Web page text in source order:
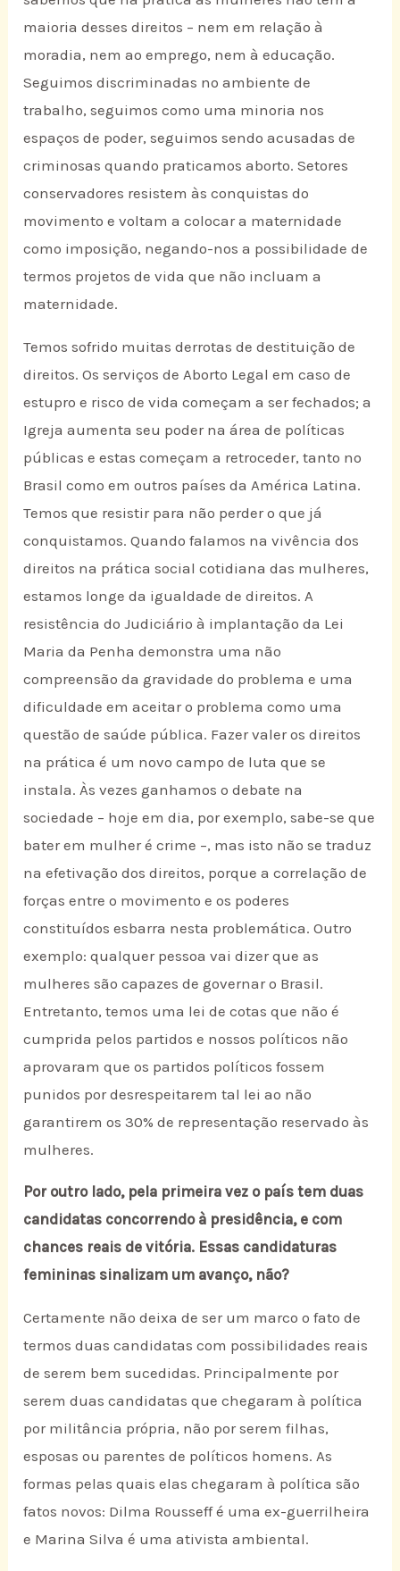
maioria desses direitos – nem em relação à
moradia, nem ao emprego, nem à educação.
Seguimos discriminadas no ambiente de
trabalho, seguimos como uma minoria nos
espaços de poder, seguimos sendo acusadas de
criminosas quando praticamos aborto. Setores
conservadores resistem às conquistas do
movimento e voltam a colocar a maternidade
como imposição, negando-nos a possibilidade de
termos projetos de vida que não incluam a
maternidade.
Temos sofrido muitas derrotas de destituição de
direitos. Os serviços de Aborto Legal em caso de
estupro e risco de vida começam a ser fechados; a
Igreja aumenta seu poder na área de políticas
públicas e estas começam a retroceder, tanto no
Brasil como em outros países da América Latina.
Temos que resistir para não perder o que já
conquistamos. Quando falamos na vivência dos
direitos na prática social cotidiana das mulheres,
estamos longe da igualdade de direitos. A
resistência do Judiciário à implantação da Lei
Maria da Penha demonstra uma não
compreensão da gravidade do problema e uma
dificuldade em aceitar o problema como uma
questão de saúde pública. Fazer valer os direitos
na prática é um novo campo de luta que se
instala. Às vezes ganhamos o debate na
sociedade – hoje em dia, por exemplo, sabe-se que
bater em mulher é crime –, mas isto não se traduz
na efetivação dos direitos, porque a correlação de
forças entre o movimento e os poderes
constituídos esbarra nesta problemática. Outro
exemplo: qualquer pessoa vai dizer que as
mulheres são capazes de governar o Brasil.
Entretanto, temos uma lei de cotas que não é
cumprida pelos partidos e nossos políticos não
aprovaram que os partidos políticos fossem
punidos por desrespeitarem tal lei ao não
garantirem os 30% de representação reservado às
mulheres.
Por outro lado, pela primeira vez o país tem duas
candidatas concorrendo à presidência, e com
chances reais de vitória. Essas candidaturas
femininas sinalizam um avanço, não?
Certamente não deixa de ser um marco o fato de
termos duas candidatas com possibilidades reais
de serem bem sucedidas. Principalmente por
serem duas candidatas que chegaram à política
por militância própria, não por serem filhas,
esposas ou parentes de políticos homens. As
formas pelas quais elas chegaram à política são
fatos novos: Dilma Rousseff é uma ex-guerrilheira
e Marina Silva é uma ativista ambiental.